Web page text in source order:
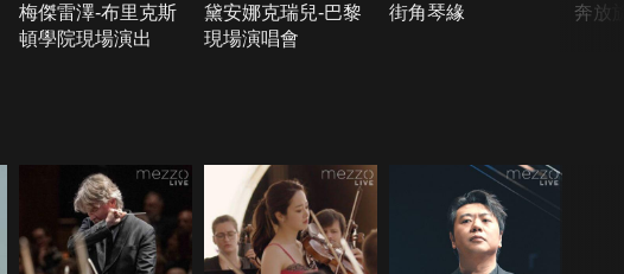
梅傑雷澤-布里克斯
頓學院現場演出
黛安娜克瑞兒-巴黎
現場演唱會
街角琴緣 奔放